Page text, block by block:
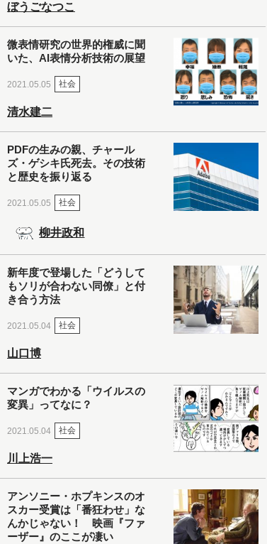
ぼうごなつこ
微表情研究の世界的権威に聞
いた、AI表情分析技術の展望
2021.05.05 社会
清水建二
PDFの生みの親、チャール
ズ・ゲシキ氏死去。その技術
と歴史を振り返る
2021.05.05 社会
柳井政和
新年度で登場した「どうして
もソリが合わない同僚」と付
き合う方法
2021.05.04 社会
山口博
マンガでわかる「ウイルスの
変異」ってなに？
2021.05.04 社会
川上浩一
アンソニー・ホプキンスのオ
スカー受賞は「番狂わせ」な
んかじゃない！ 映画『ファ
ーザー』のここが凄い